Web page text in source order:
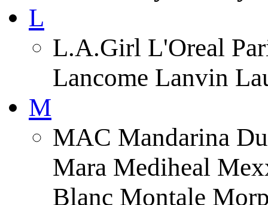
L
L.A.Girl L'Oreal
Lancome Lanvin
M
MAC Mandarina
Mara Mediheal
Blanc Montale